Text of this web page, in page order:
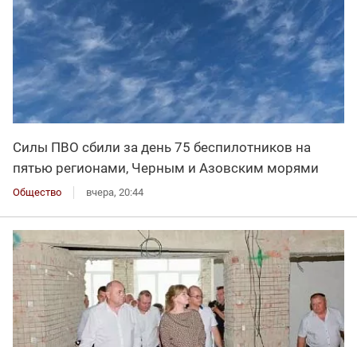
Силы ПВО сбили за день 75 беспилотников на
пятью регионами, Черным и Азовским морями
Общество вчера, 20:44